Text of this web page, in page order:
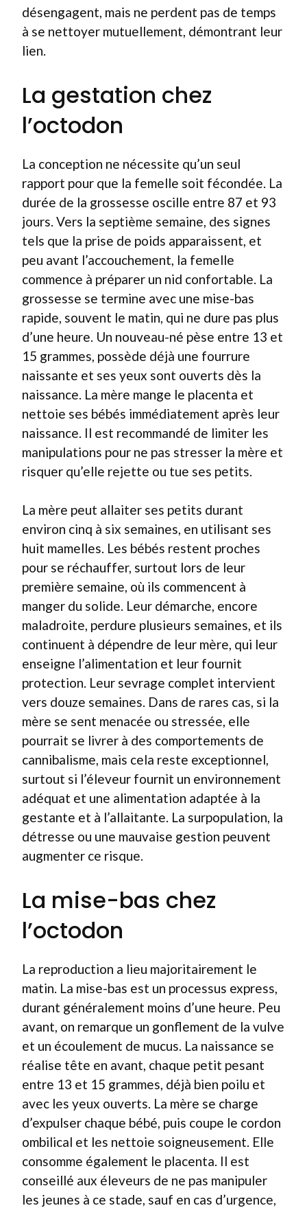
désengagent, mais ne perdent pas de temps
à se nettoyer mutuellement, démontrant leur
lien.
La gestation chez
l’octodon
La conception ne nécessite qu’un seul
rapport pour que la femelle soit fécondée. La
durée de la grossesse oscille entre 87 et 93
jours. Vers la septième semaine, des signes
tels que la prise de poids apparaissent, et
peu avant l’accouchement, la femelle
commence à préparer un nid confortable. La
grossesse se termine avec une mise-bas
rapide, souvent le matin, qui ne dure pas plus
d’une heure. Un nouveau-né pèse entre 13 et
15 grammes, possède déjà une fourrure
naissante et ses yeux sont ouverts dès la
naissance. La mère mange le placenta et
nettoie ses bébés immédiatement après leur
naissance. Il est recommandé de limiter les
manipulations pour ne pas stresser la mère et
risquer qu’elle rejette ou tue ses petits.
La mère peut allaiter ses petits durant
environ cinq à six semaines, en utilisant ses
huit mamelles. Les bébés restent proches
pour se réchauffer, surtout lors de leur
première semaine, où ils commencent à
manger du solide. Leur démarche, encore
maladroite, perdure plusieurs semaines, et ils
continuent à dépendre de leur mère, qui leur
enseigne l’alimentation et leur fournit
protection. Leur sevrage complet intervient
vers douze semaines. Dans de rares cas, si la
mère se sent menacée ou stressée, elle
pourrait se livrer à des comportements de
cannibalisme, mais cela reste exceptionnel,
surtout si l’éleveur fournit un environnement
adéquat et une alimentation adaptée à la
gestante et à l’allaitante. La surpopulation, la
détresse ou une mauvaise gestion peuvent
augmenter ce risque.
La mise-bas chez
l’octodon
La reproduction a lieu majoritairement le
matin. La mise-bas est un processus express,
durant généralement moins d’une heure. Peu
avant, on remarque un gonflement de la vulve
et un écoulement de mucus. La naissance se
réalise tête en avant, chaque petit pesant
entre 13 et 15 grammes, déjà bien poilu et
avec les yeux ouverts. La mère se charge
d’expulser chaque bébé, puis coupe le cordon
ombilical et les nettoie soigneusement. Elle
consomme également le placenta. Il est
conseillé aux éleveurs de ne pas manipuler
les jeunes à ce stade, sauf en cas d’urgence,